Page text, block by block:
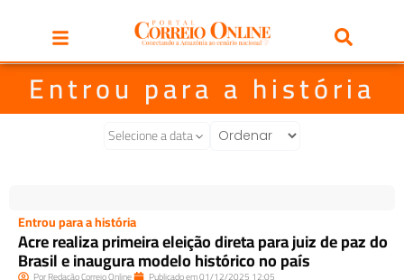
Entrou para a história
Selecione a data
Entrou para a história
Acre realiza primeira eleição direta para juiz de paz do
Brasil e inaugura modelo histórico no país